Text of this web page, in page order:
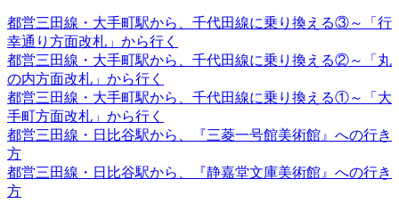
都営三田線・大手町駅から、千代田線に乗り換える③～「行
幸通り方面改札」から行く
都営三田線・大手町駅から、千代田線に乗り換える②～「丸
の内方面改札」から行く
都営三田線・大手町駅から、千代田線に乗り換える①～「大
手町方面改札」から行く
都営三田線・日比谷駅から、『三菱一号館美術館』への行き
方
都営三田線・日比谷駅から、『静嘉堂文庫美術館』への行き
方